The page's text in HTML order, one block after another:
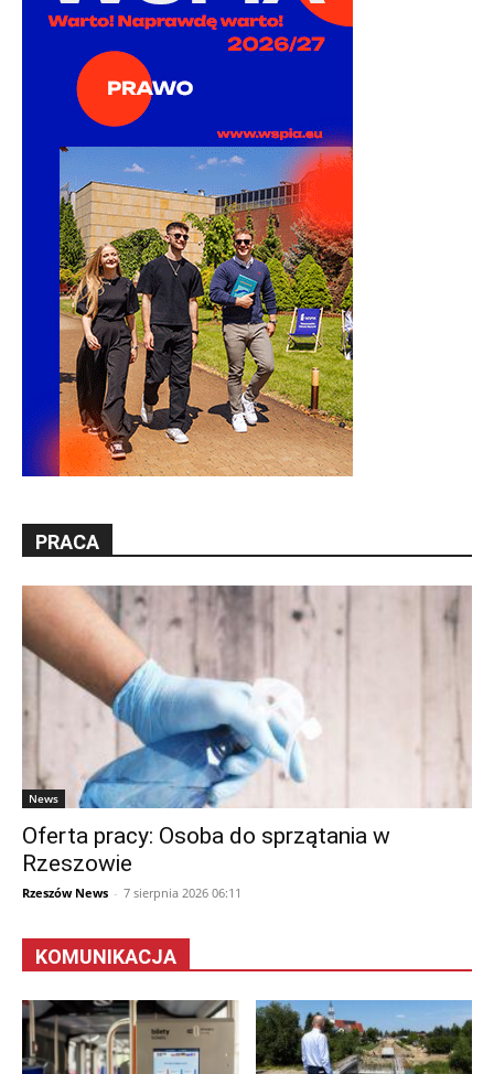
PRACA
News
Oferta pracy: Osoba do sprzątania w
Rzeszowie
Rzeszów News - 7 sierpnia 2026 06:11
KOMUNIKACJA